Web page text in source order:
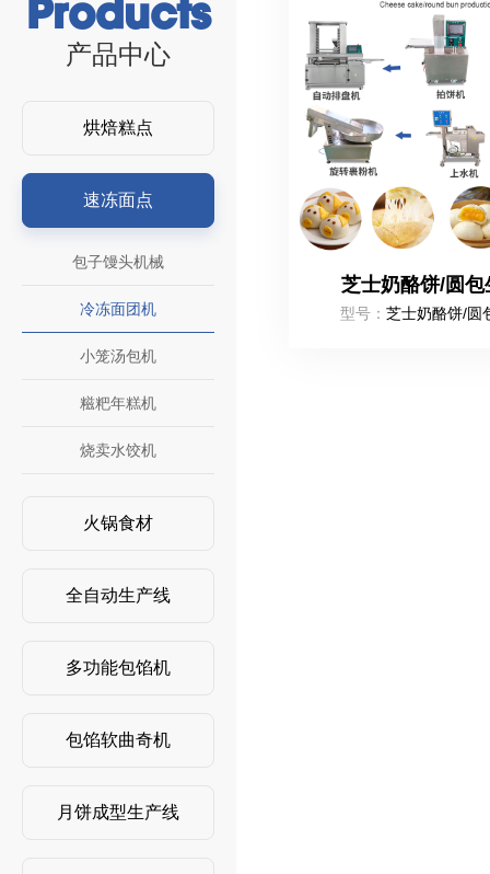
产品中心
烘焙糕点
速冻面点
包子馒头机械
冷冻面团机
小笼汤包机
糍粑年糕机
烧卖水饺机
火锅食材
全自动生产线
多功能包馅机
包馅软曲奇机
月饼成型生产线
芝士奶酪饼/圆包
型号：芝士奶酪饼/圆